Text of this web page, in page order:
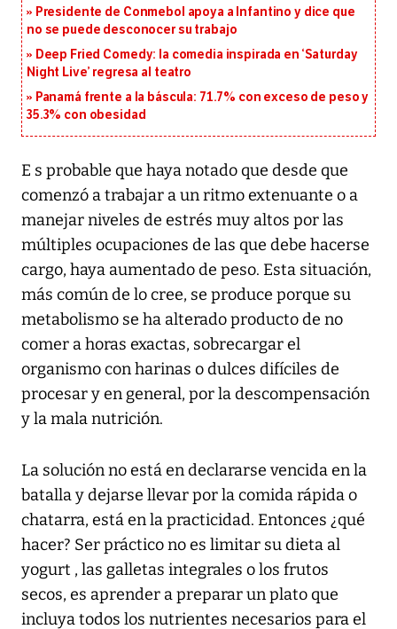
Presidente de Conmebol apoya a Infantino y dice que
no se puede desconocer su trabajo
Deep Fried Comedy: la comedia inspirada en ‘Saturday
Night Live’ regresa al teatro
Panamá frente a la báscula: 71.7% con exceso de peso y
35.3% con obesidad
E s probable que haya notado que desde que
comenzó a trabajar a un ritmo extenuante o a
manejar niveles de estrés muy altos por las
múltiples ocupaciones de las que debe hacerse
cargo, haya aumentado de peso. Esta situación,
más común de lo cree, se produce porque su
metabolismo se ha alterado producto de no
comer a horas exactas, sobrecargar el
organismo con harinas o dulces difíciles de
procesar y en general, por la descompensación
y la mala nutrición.
La solución no está en declararse vencida en la
batalla y dejarse llevar por la comida rápida o
chatarra, está en la practicidad. Entonces ¿qué
hacer? Ser práctico no es limitar su dieta al
yogurt , las galletas integrales o los frutos
secos, es aprender a preparar un plato que
incluya todos los nutrientes necesarios para el